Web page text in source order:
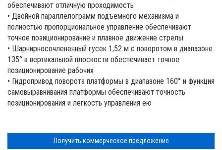
обеспечивают отличную проходимость
• Двойной параллелограмм подъемного механизма и
полностью пропорциональное управление обеспечивают
точное позиционирование и плавное движение стрелы
• Шарнирносочлененный гусек 1,52 м с поворотом в диапазоне
135° в вертикальной плоскости обеспечивает точное
позиционирование рабочих
• Гидропривод поворота платформы в диапазоне 160° и функция
самовыравнивания платформы обеспечивают точность
позиционирования и легкость управления ею
Получить коммерческое предложение